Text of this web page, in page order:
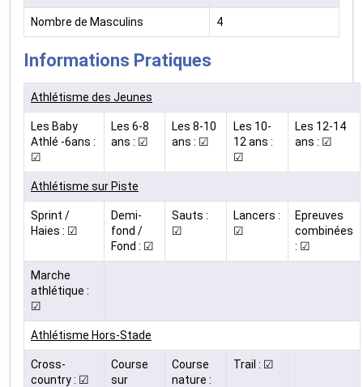
Nombre de Masculins 4
Informations Pratiques
Athlétisme des Jeunes
Les Baby
Athlé -6ans :
☑
Les 6-8
ans : ☑
Les 8-10
ans : ☑
Les 10-
12 ans :
☑
Les 12-14
ans : ☑
Athlétisme sur Piste
Sprint /
Haies : ☑
Demi-
fond /
Fond : ☑
Sauts :
☑
Lancers :
☑
Epreuves
combinées
: ☑
Marche
athlétique :
☑
Athlétisme Hors-Stade
Cross-
country : ☑
Course
sur
Course
nature :
Trail : ☑